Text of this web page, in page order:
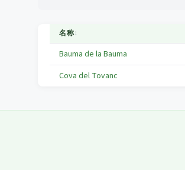
名称↕
Bauma de la Bauma
Cova del Tovanc